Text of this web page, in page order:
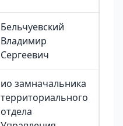
Бельчуевский
Владимир
Сергеевич
ио замначальника
территориального
отдела